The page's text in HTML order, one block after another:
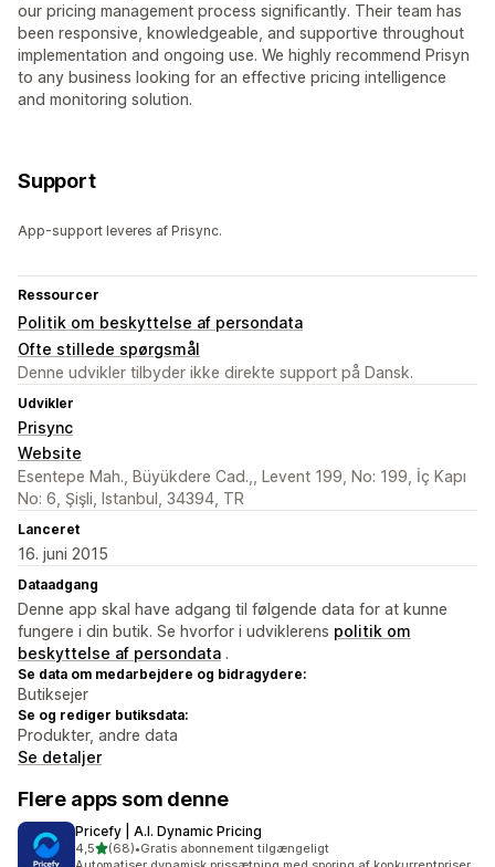
our pricing management process significantly. Their team has
been responsive, knowledgeable, and supportive throughout
implementation and ongoing use. We highly recommend Prisyn
to any business looking for an effective pricing intelligence
and monitoring solution.
Support
App-support leveres af Prisync.
Ressourcer
Politik om beskyttelse af persondata
Ofte stillede spørgsmål
Denne udvikler tilbyder ikke direkte support på Dansk.
Udvikler
Prisync
Website
Esentepe Mah., Büyükdere Cad.,, Levent 199, No: 199, İç Kapı
No: 6, Şişli, Istanbul, 34394, TR
Lanceret
16. juni 2015
Dataadgang
Denne app skal have adgang til følgende data for at kunne
fungere i din butik. Se hvorfor i udviklerens politik om
beskyttelse af persondata .
Se data om medarbejdere og bidragydere:
Butiksejer
Se og rediger butiksdata:
Produkter, andre data
Se detaljer
Flere apps som denne
Pricefy | A.I. Dynamic Pricing
4,5ud af 5 stjerner
(68)
68 anmeldelser i alt
•Gratis abonnement tilgængeligt